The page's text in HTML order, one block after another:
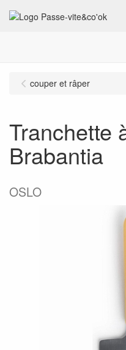
couper et râper
Tranchette
Brabantia
OSLO